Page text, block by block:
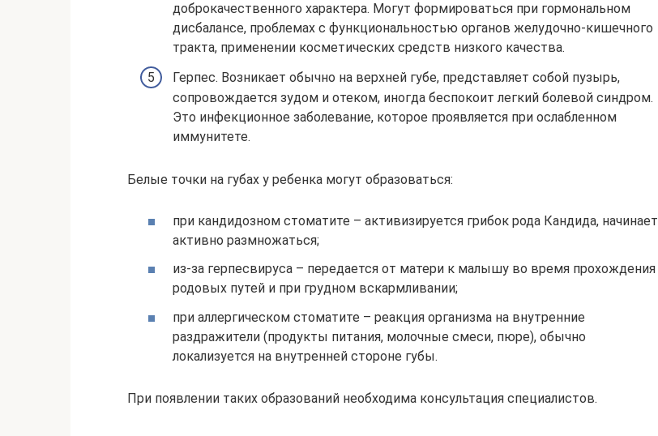
доброкачественного характера. Могут формироваться при гормональном
дисбалансе, проблемах с функциональностью органов желудочно-кишечного
тракта, применении косметических средств низкого качества.
Герпес. Возникает обычно на верхней губе, представляет собой пузырь,
сопровождается зудом и отеком, иногда беспокоит легкий болевой синдром.
Это инфекционное заболевание, которое проявляется при ослабленном
иммунитете.
Белые точки на губах у ребенка могут образоваться:
при кандидозном стоматите – активизируется грибок рода Кандида, начинает
активно размножаться;
из-за герпесвируса – передается от матери к малышу во время прохождения
родовых путей и при грудном вскармливании;
при аллергическом стоматите – реакция организма на внутренние
раздражители (продукты питания, молочные смеси, пюре), обычно
локализуется на внутренней стороне губы.
При появлении таких образований необходима консультация специалистов.